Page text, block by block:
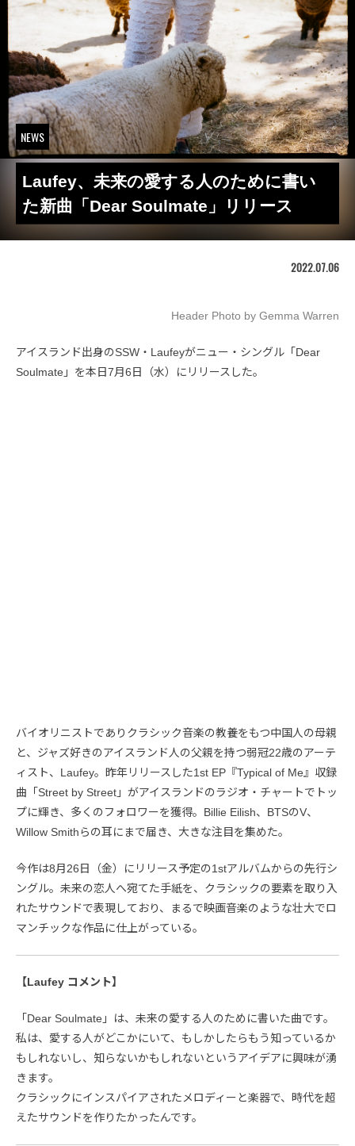
NEWS
Laufey、未来の愛する人のために書い
た新曲「Dear Soulmate」リリース
2022.07.06
Header Photo by Gemma Warren
アイスランド出身のSSW・Laufeyがニュー・シングル「Dear
Soulmate」を本日7月6日（水）にリリースした。
バイオリニストでありクラシック音楽の教養をもつ中国人の母親
と、ジャズ好きのアイスランド人の父親を持つ弱冠22歳のアーテ
ィスト、Laufey。昨年リリースした1st EP『Typical of Me』収録
曲「Street by Street」がアイスランドのラジオ・チャートでトッ
プに輝き、多くのフォロワーを獲得。Billie Eilish、BTSのV、
Willow Smithらの耳にまで届き、大きな注目を集めた。
今作は8月26日（金）にリリース予定の1stアルバムからの先行シ
ングル。未来の恋人へ宛てた手紙を、クラシックの要素を取り入
れたサウンドで表現しており、まるで映画音楽のような壮大でロ
マンチックな作品に仕上がっている。
【Laufey コメント】
「Dear Soulmate」は、未来の愛する人のために書いた曲です。
私は、愛する人がどこかにいて、もしかしたらもう知っているか
もしれないし、知らないかもしれないというアイデアに興味が湧
きます。
クラシックにインスパイアされたメロディーと楽器で、時代を超
えたサウンドを作りたかったんです。